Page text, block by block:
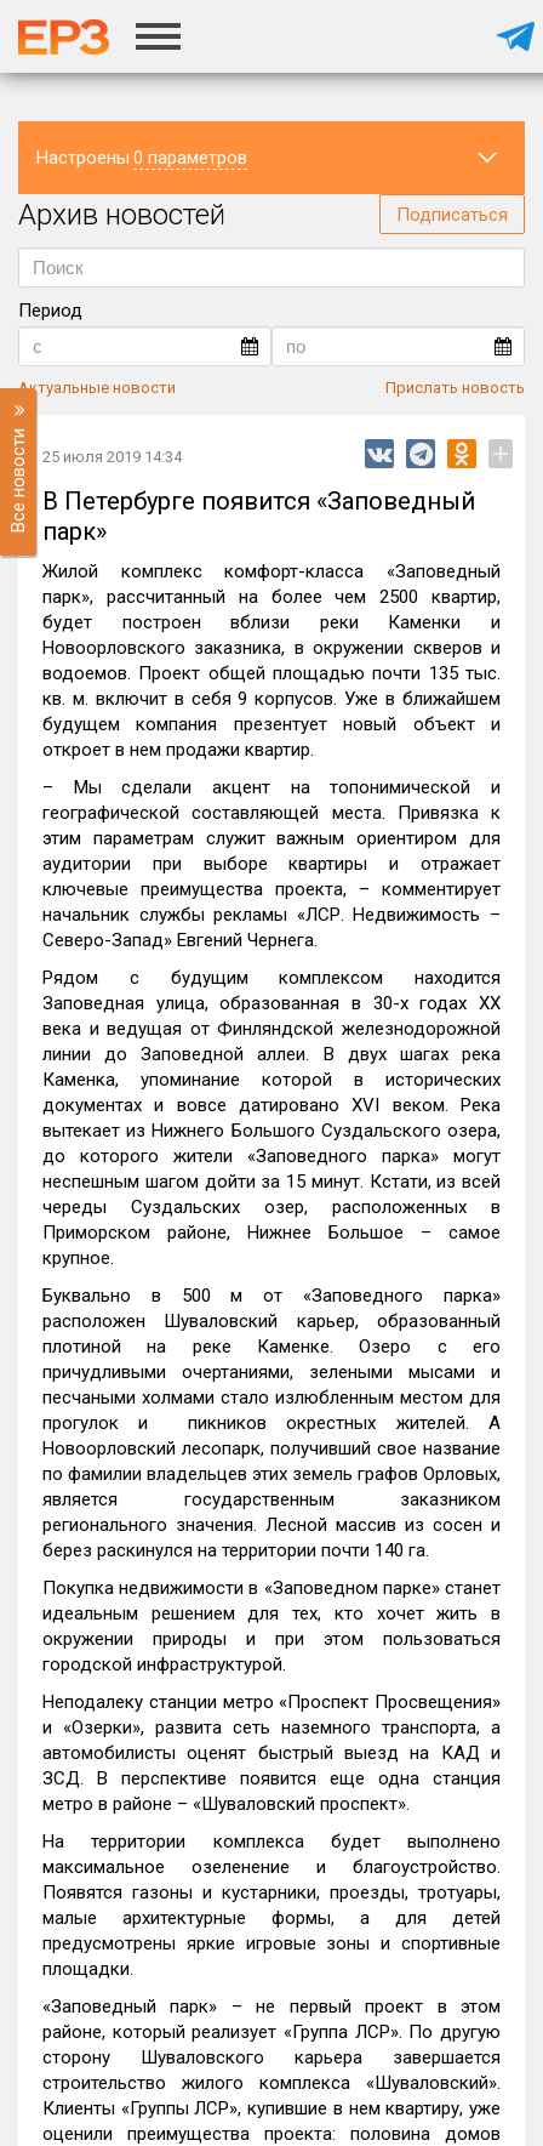
Настроены 0 параметров
Регион
Архив новостей Подписаться
Период
Актуальные новости Прислать новость
Все новости 25 июля 2019 14:34 +
В Петербурге появится «Заповедный
парк»
Жилой комплекс комфорт-класса «Заповедный
парк», рассчитанный на более чем 2500 квартир,
будет построен вблизи реки Каменки и
Новоорловского заказника, в окружении скверов и
водоемов. Проект общей площадью почти 135 тыс.
кв. м. включит в себя 9 корпусов. Уже в ближайшем
будущем компания презентует новый объект и
откроет в нем продажи квартир.
– Мы сделали акцент на топонимической и
географической составляющей места. Привязка к
этим параметрам служит важным ориентиром для
аудитории при выборе квартиры и отражает
ключевые преимущества проекта, – комментирует
начальник службы рекламы «ЛСР. Недвижимость –
Северо-Запад» Евгений Чернега.
Рядом с будущим комплексом находится
Заповедная улица, образованная в 30-х годах XX
века и ведущая от Финляндской железнодорожной
линии до Заповедной аллеи. В двух шагах река
Каменка, упоминание которой в исторических
документах и вовсе датировано XVI веком. Река
вытекает из Нижнего Большого Суздальского озера,
до которого жители «Заповедного парка» могут
неспешным шагом дойти за 15 минут. Кстати, из всей
череды Суздальских озер, расположенных в
Приморском районе, Нижнее Большое – самое
крупное.
Буквально в 500 м от «Заповедного парка»
расположен Шуваловский карьер, образованный
плотиной на реке Каменке. Озеро с его
причудливыми очертаниями, зелеными мысами и
песчаными холмами стало излюбленным местом для
прогулок и пикников окрестных жителей. А
Новоорловский лесопарк, получивший свое название
по фамилии владельцев этих земель графов Орловых,
является государственным заказником
регионального значения. Лесной массив из сосен и
берез раскинулся на территории почти 140 га.
Покупка недвижимости в «Заповедном парке» станет
идеальным решением для тех, кто хочет жить в
окружении природы и при этом пользоваться
городской инфраструктурой.
Неподалеку станции метро «Проспект Просвещения»
и «Озерки», развита сеть наземного транспорта, а
автомобилисты оценят быстрый выезд на КАД и
ЗСД. В перспективе появится еще одна станция
метро в районе – «Шуваловский проспект».
На территории комплекса будет выполнено
максимальное озеленение и благоустройство.
Появятся газоны и кустарники, проезды, тротуары,
малые архитектурные формы, а для детей
предусмотрены яркие игровые зоны и спортивные
площадки.
«Заповедный парк» – не первый проект в этом
районе, который реализует «Группа ЛСР». По другую
сторону Шуваловского карьера завершается
строительство жилого комплекса «Шуваловский».
Клиенты «Группы ЛСР», купившие в нем квартиру, уже
оценили преимущества проекта: половина домов